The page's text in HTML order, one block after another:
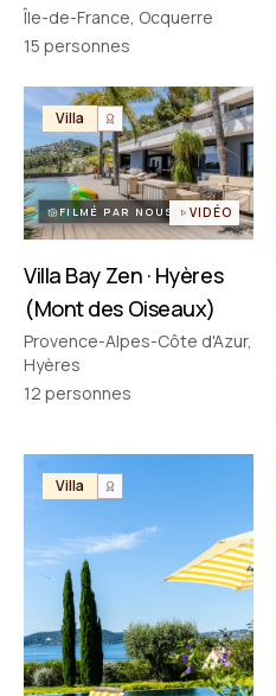
(Ocquerre)
Île-de-France, Ocquerre
15 personnes
Villa
FILMÉ PAR NOUS VIDÉO
Villa Bay Zen · Hyères
(Mont des Oiseaux)
Provence-Alpes-Côte d'Azur,
Hyères
12 personnes
Villa